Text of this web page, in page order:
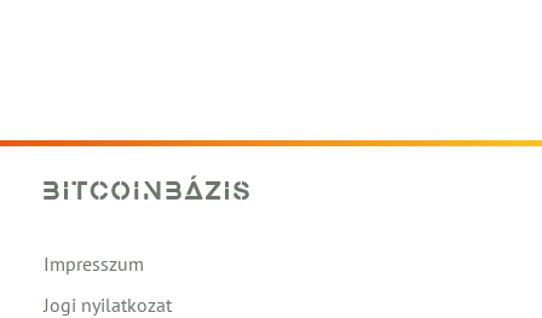
Impresszum
Jogi nyilatkozat